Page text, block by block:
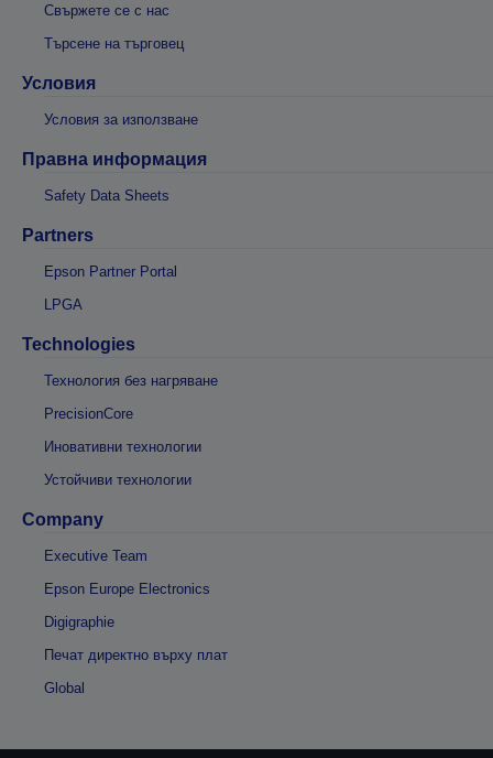
Свържете се с нас
Търсене на търговец
Условия
Условия за използване
Правна информация
Safety Data Sheets
Partners
Epson Partner Portal
LPGA
Technologies
Технология без нагряване
PrecisionCore
Иновативни технологии
Устойчиви технологии
Company
Executive Team
Epson Europe Electronics
Digigraphie
Печат директно върху плат
Global